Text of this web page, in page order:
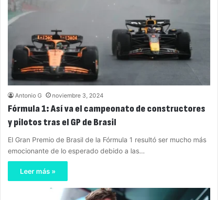
Antonio G noviembre 3, 2024
Fórmula 1: Así va el campeonato de constructores
y pilotos tras el GP de Brasil
El Gran Premio de Brasil de la Fórmula 1 resultó ser mucho más
emocionante de lo esperado debido a las…
Leer más »